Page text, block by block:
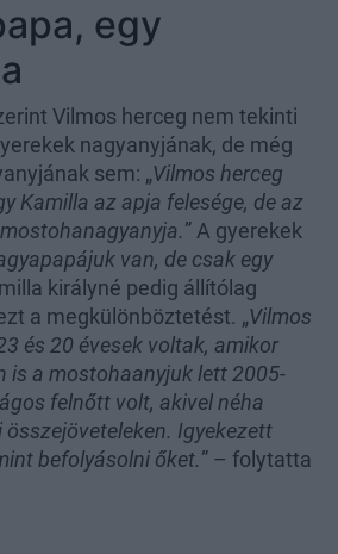
egy
Vilmos herceg nem tekinti
nagyanyjának, de még
sem: „Vilmos herceg
Kamilla az apja felesége, de az
” A gyerekek
van, de csak egy
királyné pedig állítólag
a megkülönböztetést. „Vilmos
és 20 évesek voltak, amikor
is a mostohaanyjuk lett 2005-
felnőtt volt, akivel néha
Igyekezett
befolyásolni őket.” – folytatta